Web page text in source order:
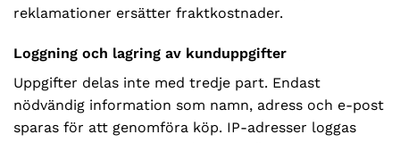
reklamationer ersätter fraktkostnader.
Loggning och lagring av kunduppgifter
Uppgifter delas inte med tredje part. Endast
nödvändig information som namn, adress och e-post
sparas för att genomföra köp. IP-adresser loggas